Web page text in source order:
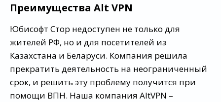
Преимущества Alt VPN
Юбисофт Стор недоступен не только для
жителей РФ, но и для посетителей из
Казахстана и Беларуси. Компания решила
прекратить деятельность на неограниченный
срок, и решить эту проблему получится при
помощи ВПН. Наша компания AltVPN –